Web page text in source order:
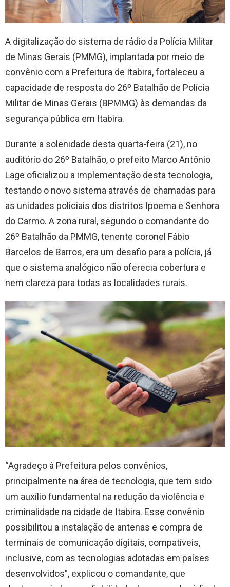
A digitalização do sistema de rádio da Polícia Militar
de Minas Gerais (PMMG), implantada por meio de
convênio com a Prefeitura de Itabira, fortaleceu a
capacidade de resposta do 26º Batalhão de Polícia
Militar de Minas Gerais (BPMMG) às demandas da
segurança pública em Itabira.
Durante a solenidade desta quarta-feira (21), no
auditório do 26º Batalhão, o prefeito Marco Antônio
Lage oficializou a implementação desta tecnologia,
testando o novo sistema através de chamadas para
as unidades policiais dos distritos Ipoema e Senhora
do Carmo. A zona rural, segundo o comandante do
26º Batalhão da PMMG, tenente coronel Fábio
Barcelos de Barros, era um desafio para a polícia, já
que o sistema analógico não oferecia cobertura e
nem clareza para todas as localidades rurais.
“Agradeço à Prefeitura pelos convênios,
principalmente na área de tecnologia, que tem sido
um auxílio fundamental na redução da violência e
criminalidade na cidade de Itabira. Esse convênio
possibilitou a instalação de antenas e compra de
terminais de comunicação digitais, compatíveis,
inclusive, com as tecnologias adotadas em países
desenvolvidos”, explicou o comandante, que